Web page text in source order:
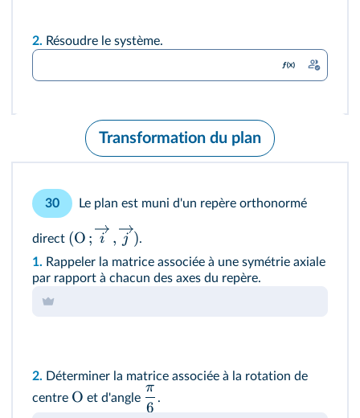
2. Résoudre le système.
Transformation du plan
30 Le plan est muni d'un repère orthonormé
direct (O ; i , j ).
1. Rappeler la matrice associée à une symétrie axiale
par rapport à chacun des axes du repère.
2. Déterminer la matrice associée à la rotation de
centre O et d'angle
6
π
.